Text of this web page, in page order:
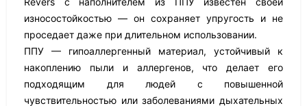
износостойкостью — он сохраняет упругость и не
проседает даже при длительном использовании.
ППУ — гипоаллергенный материал, устойчивый к
накоплению пыли и аллергенов, что делает его
подходящим для людей с повышенной
чувствительностью или заболеваниями дыхательных